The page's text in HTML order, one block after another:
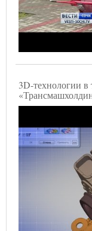
3D-технологии